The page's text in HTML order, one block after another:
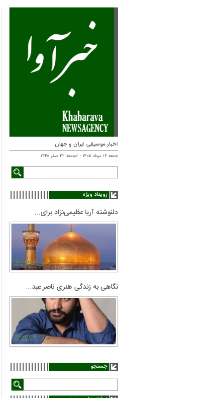
اخبار موسیقی ایران و جهان
جمعه ۱۶ مرداد ۱۴۰۵ - الجمعة ۲۲ صفر ۱۴۴۸
رویداد ویژه
دلنوشته آریا عظیمی‌نژاد برای...
نگاهی به زندگی هنری ناصر عبد...
جستجو